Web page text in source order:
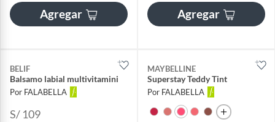
Agregar Agregar
BELIF
Balsamo labial multivitamini
Por FALABELLA
S/ 109
MAYBELLINE
Superstay Teddy Tint
Por FALABELLA